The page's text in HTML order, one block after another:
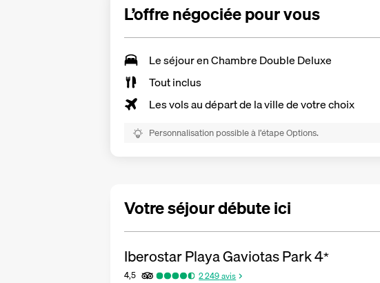
L’offre négociée pour vous
Le séjour enChambre Double Deluxe
Tout inclus
Les vols au départ de la ville de votre choix
Personnalisation possible à l’étape Options.
Votre séjour débute ici
Iberostar Playa Gaviotas Park4*
4,5 2 249avis